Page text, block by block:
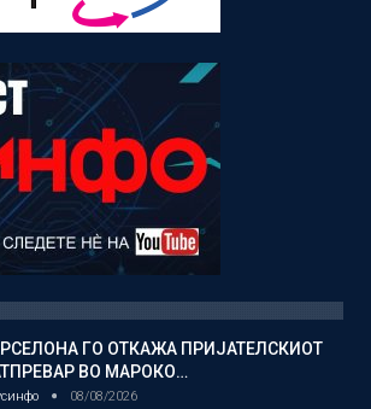
ГО ОТКАЖА ПРИЈАТЕЛСКИОТ
ВО МАРОКО…
08/08/2026